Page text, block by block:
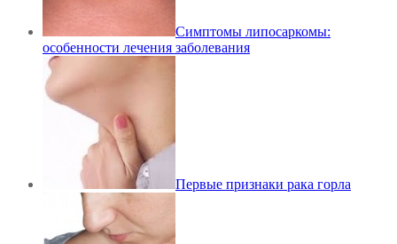
Симптомы липосаркомы:
особенности лечения заболевания
Первые признаки рака горла